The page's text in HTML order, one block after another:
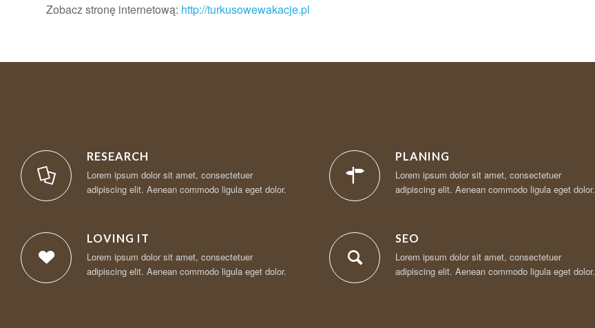
Zobacz stronę internetową: http://turkusowewakacje.pl
RESEARCH
Lorem ipsum dolor sit amet, consectetuer
adipiscing elit. Aenean commodo ligula eget dolor.
LOVING IT
Lorem ipsum dolor sit amet, consectetuer
adipiscing elit. Aenean commodo ligula eget dolor.
PLANING
Lorem ipsum dolor sit amet, consectetuer
adipiscing elit. Aenean commodo ligula eget dolor.
SEO
Lorem ipsum dolor sit amet, consectetuer
adipiscing elit. Aenean commodo ligula eget dolor.